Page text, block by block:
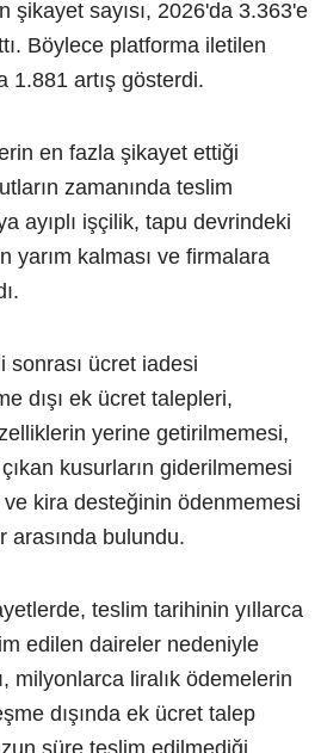
şikayet sayısı, 2026'da 3.363'e
Böylece platforma iletilen
1.881 artış gösterdi.
en fazla şikayet ettiği
zamanında teslim
ayıplı işçilik, tapu devrindeki
yarım kalması ve firmalara
sonrası ücret iadesi
dışı ek ücret talepleri,
yerine getirilmemesi,
kusurların giderilmemesi
kira desteğinin ödenmemesi
arasında bulundu.
teslim tarihinin yıllarca
edilen daireler nedeniyle
milyonlarca liralık ödemelerin
dışında ek ücret talep
süre teslim edilmediği